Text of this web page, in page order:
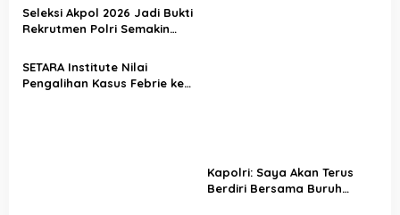
Seleksi Akpol 2026 Jadi Bukti
Rekrutmen Polri Semakin
SETARA Institute Nilai
Pengalihan Kasus Febrie ke
Kapolri: Saya Akan Terus
Berdiri Bersama Buruh